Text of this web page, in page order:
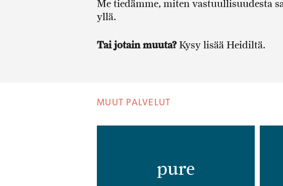
Me tiedämme, miten vastuullisuudesta
yllä.
Tai jotain muuta?Kysy lisää Heidiltä.
MUUT PALVELUT